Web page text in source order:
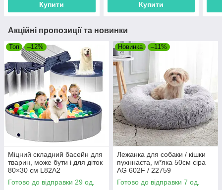
Купити Купити
Акційні пропозиції та новинки
Топ –12%
Міцний складний басейн для
тварин, може бути і для діток
80×30 см L82A2
Готово до відправки 29 од.
Новинка –11%
Лежанка для собаки / кішки
пухннаста, м*яка 50см сіра
AG 602F / 22759
Готово до відправки 7 од.